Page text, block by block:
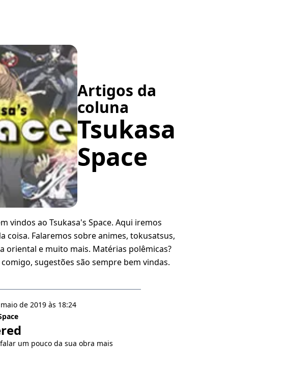
Artigos da
coluna
Tsukasa
Space
vindos ao Tsukasa's Space. Aqui iremos
coisa. Falaremos sobre animes, tokusatsus,
oriental e muito mais. Matérias polêmicas?
sugestões são sempre bem vindas.
de 2019 às 18:24
um pouco da sua obra mais